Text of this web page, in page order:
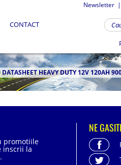
Newsletter |
CONTACT
DATASHEET HEAVY DUTY 12V 120AH
promotiile
inscrii la
NE